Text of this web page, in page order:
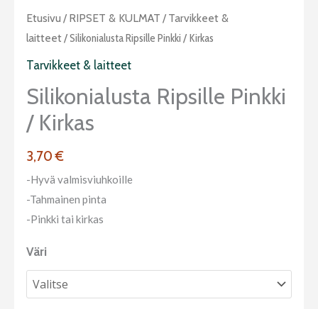
Etusivu / RIPSET & KULMAT / Tarvikkeet &
laitteet/ Silikonialusta Ripsille Pinkki / Kirkas
Tarvikkeet & laitteet
Silikonialusta Ripsille Pinkki
/ Kirkas
3,70€
-Hyvä valmisviuhkoille
-Tahmainen pinta
-Pinkki tai kirkas
Väri
Silikonialusta
ripsille
pinkki
kirkas
määrä